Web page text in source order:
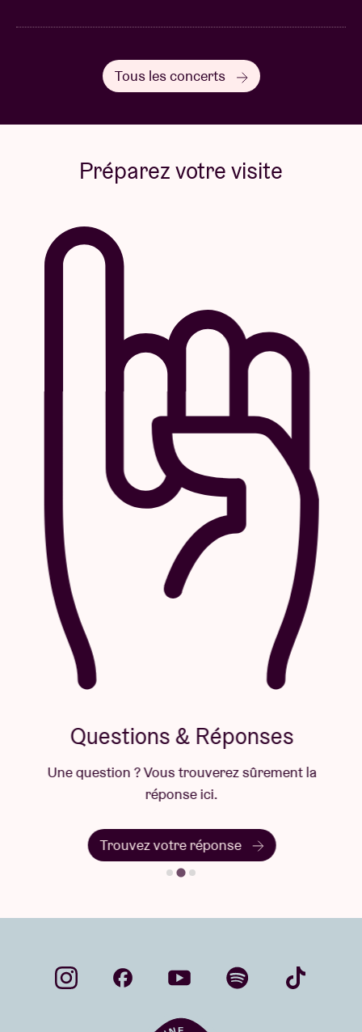
Tous les concerts
Préparez votre visite
Questions & Réponses
Une question ? Vous trouverez sûrement la
réponse ici.
Trouvez votre réponse